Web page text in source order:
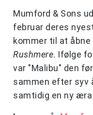
Mumford & Sons
februar deres
kommer til at
Rushmere. Ifølge
var "Malibu" den
sammen efter syv
samtidig en ny